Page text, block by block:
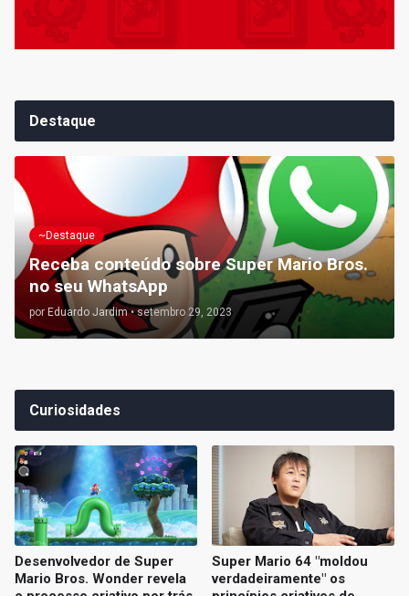
Destaque
~Destaque
Receba conteúdo sobre Super Mario Bros.
no seu WhatsApp
por Eduardo Jardim • setembro 29, 2023
Curiosidades
Desenvolvedor de Super
Mario Bros. Wonder revela
Super Mario 64 "moldou
verdadeiramente" os